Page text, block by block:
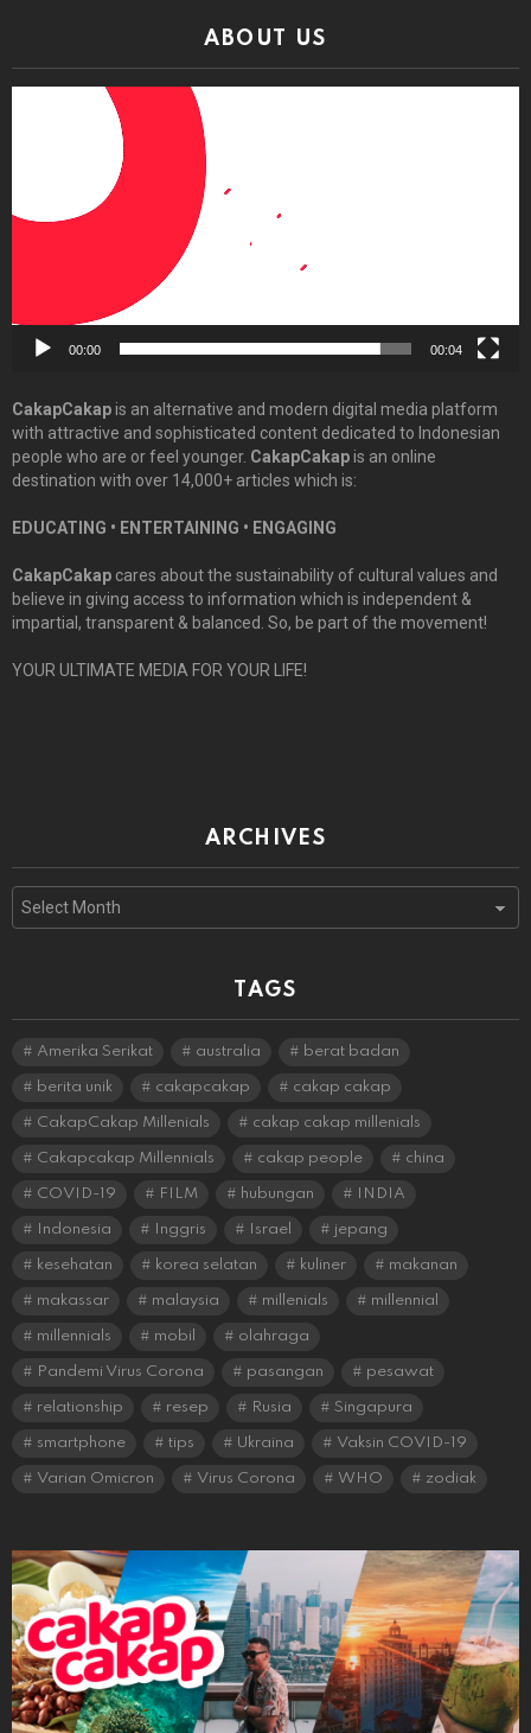
ABOUT US
00:00 00:04
CakapCakapis an alternative and modern digital media platform
with attractive and sophisticated content dedicated to Indonesian
people who are or feel younger. CakapCakapis an online
destination with over 14,000+ articles which is:
EDUCATING • ENTERTAINING • ENGAGING
CakapCakap cares about the sustainability of cultural values and
believe in giving access to information which is independent &
impartial, transparent & balanced. So, be part of the movement!
YOUR ULTIMATE MEDIA FOR YOUR LIFE!
ARCHIVES
TAGS
Amerika Serikat australia berat badan
berita unik cakapcakap cakap cakap
CakapCakap Millenials cakap cakap millenials
Cakapcakap Millennials cakap people china
COVID-19 FILM hubungan INDIA
Indonesia Inggris Israel jepang
kesehatan korea selatan kuliner makanan
makassar malaysia millenials millennial
millennials mobil olahraga
Pandemi Virus Corona pasangan pesawat
relationship resep Rusia Singapura
smartphone tips Ukraina Vaksin COVID-19
Varian Omicron Virus Corona WHO zodiak